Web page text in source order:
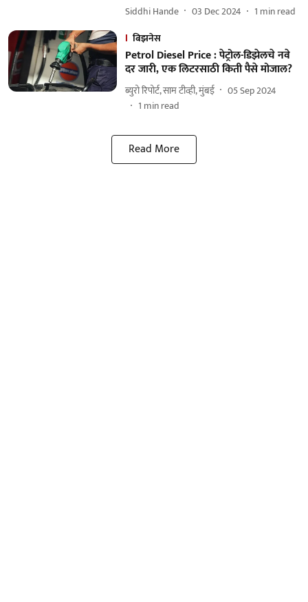
Siddhi Hande 03 Dec 2024 1 min read
बिझनेस
Petrol Diesel Price : पेट्रोल-डिझेलचे नवे
दर जारी, एक लिटरसाठी किती पैसे मोजाल?
ब्युरो रिपोर्ट, साम टीव्ही, मुंबई
05 Sep 2024
1 min read
Read More